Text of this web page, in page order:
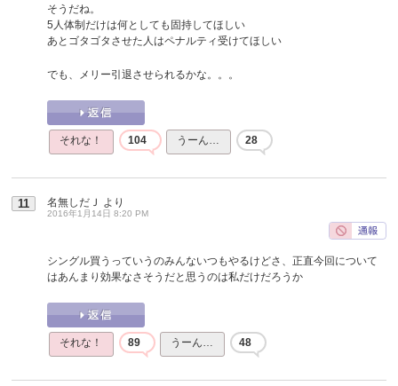
そうだね。
5人体制だけは何としても固持してほしい
あとゴタゴタさせた人はペナルティ受けてほしい
でも、メリー引退させられるかな。。。
それな！ 104 うーん… 28
11 名無しだＪ より
2016年1月14日 8:20 PM
シングル買うっていうのみんないつもやるけどさ、正直今回について
はあんまり効果なさそうだと思うのは私だけだろうか
それな！ 89 うーん… 48